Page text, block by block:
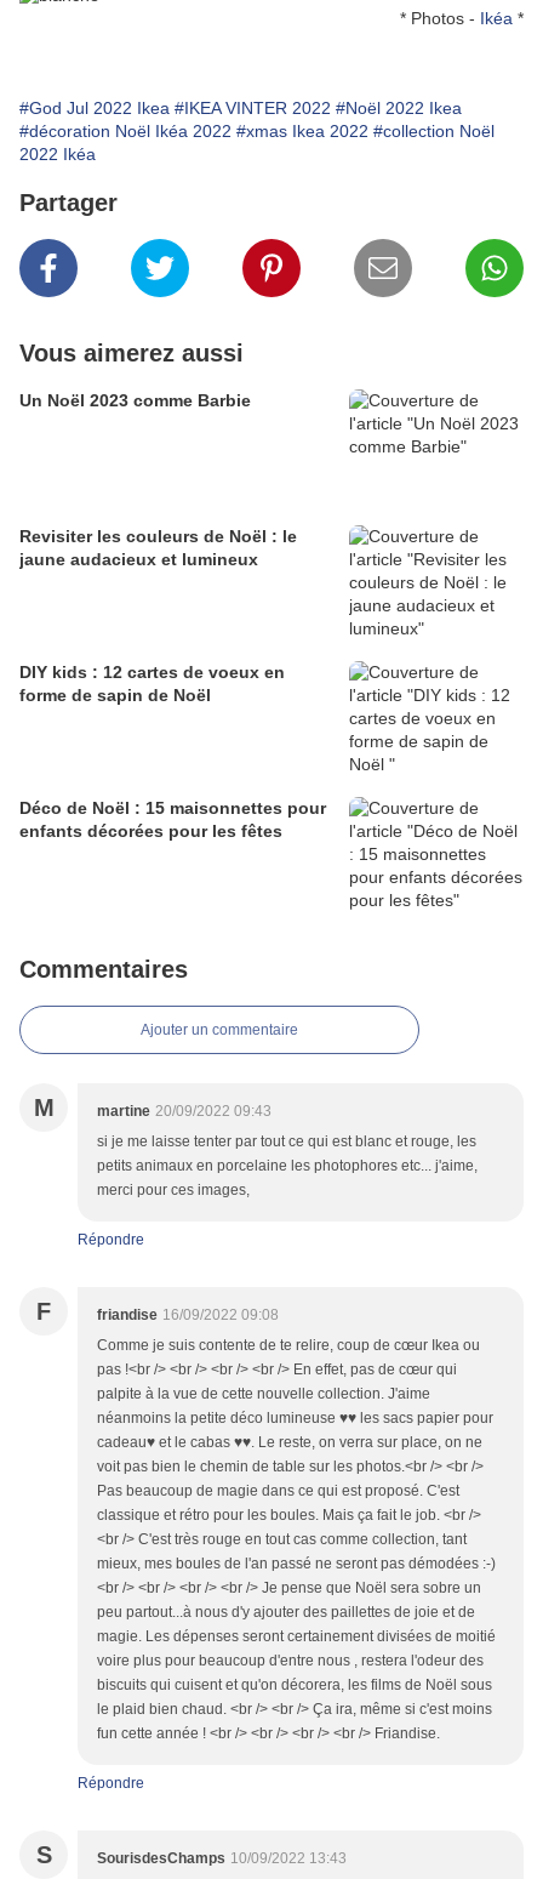
* Photos - Ikéa *
#God Jul 2022 Ikea #IKEA VINTER 2022 #Noël 2022 Ikea
#décoration Noël Ikéa 2022 #xmas Ikea 2022 #collection Noël
2022 Ikéa
Partager
Vous aimerez aussi
Un Noël 2023 comme Barbie
Revisiter les couleurs de Noël : le
jaune audacieux et lumineux
DIY kids : 12 cartes de voeux en
forme de sapin de Noël
Déco de Noël : 15 maisonnettes pour
enfants décorées pour les fêtes
Commentaires
Ajouter un commentaire
M martine 20/09/2022 09:43
si je me laisse tenter par tout ce qui est blanc et rouge, les
petits animaux en porcelaine les photophores etc... j'aime,
merci pour ces images,
Répondre
F friandise 16/09/2022 09:08
Comme je suis contente de te relire, coup de cœur Ikea ou
pas !<br /> <br /> <br /> <br /> En effet, pas de cœur qui
palpite à la vue de cette nouvelle collection. J'aime
néanmoins la petite déco lumineuse ♥♥ les sacs papier pour
cadeau♥ et le cabas ♥♥. Le reste, on verra sur place, on ne
voit pas bien le chemin de table sur les photos.<br /> <br />
Pas beaucoup de magie dans ce qui est proposé. C'est
classique et rétro pour les boules. Mais ça fait le job. <br />
<br /> C'est très rouge en tout cas comme collection, tant
mieux, mes boules de l'an passé ne seront pas démodées :-)
<br /> <br /> <br /> <br /> Je pense que Noël sera sobre un
peu partout...à nous d'y ajouter des paillettes de joie et de
magie. Les dépenses seront certainement divisées de moitié
voire plus pour beaucoup d'entre nous , restera l'odeur des
biscuits qui cuisent et qu'on décorera, les films de Noël sous
le plaid bien chaud. <br /> <br /> Ça ira, même si c'est moins
fun cette année ! <br /> <br /> <br /> <br /> Friandise.
Répondre
S SourisdesChamps 10/09/2022 13:43